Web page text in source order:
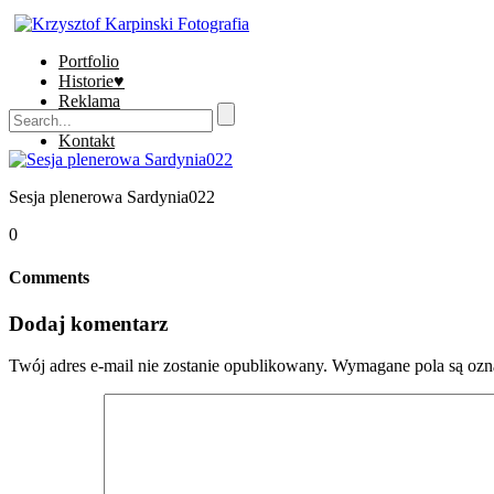
Portfolio
Historie♥
Reklama
Sklep
Kontakt
Sesja plenerowa Sardynia022
0
Comments
Dodaj komentarz
Twój adres e-mail nie zostanie opublikowany. Wymagane pola są